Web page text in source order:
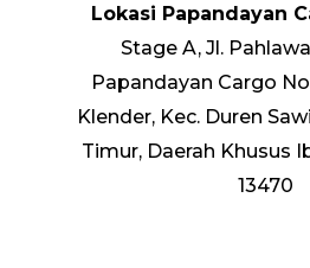
Lokasi Papandayan
Stage A, Jl.
Papandayan Cargo
Klender, Kec. Duren
Timur, Daerah Khusus
13470